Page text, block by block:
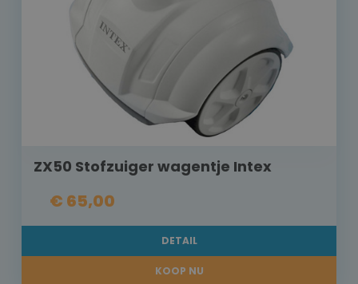
ZX50 Stofzuiger wagentje Intex
€ 65,00
DETAIL
KOOP NU